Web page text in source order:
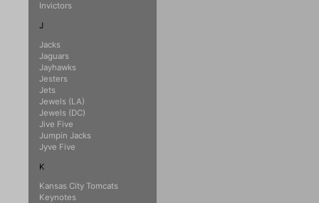
Invictors
J
Jacks
Jaguars
Jayhawks
Jesters
Jets
Jewels (LA)
Jewels (DC)
Jive Five
Jumpin Jacks
Jyve Five
K
Kansas City Tomcats
Keynotes